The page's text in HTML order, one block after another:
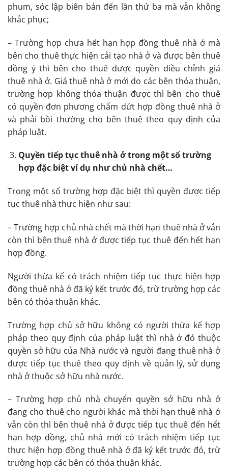
phum, sóc lập biên bản đến lần thứ ba mà vẫn không
khắc phục;
– Trường hợp chưa hết hạn hợp đồng thuê nhà ở mà
bên cho thuê thực hiện cải tạo nhà ở và được bên thuê
đồng ý thì bên cho thuê được quyền điều chỉnh giá
thuê nhà ở. Giá thuê nhà ở mới do các bên thỏa thuận,
trường hợp không thỏa thuận được thì bên cho thuê
có quyền đơn phương chấm dứt hợp đồng thuê nhà ở
và phải bồi thường cho bên thuê theo quy định của
pháp luật.
Quyền tiếp tục thuê nhà ở trong một số trường
hợp đặc biệt ví dụ như chủ nhà chết…
Trong một số trường hợp đặc biệt thì quyền được tiếp
tục thuê nhà thực hiện như sau:
– Trường hợp chủ nhà chết mà thời hạn thuê nhà ở vẫn
còn thì bên thuê nhà ở được tiếp tục thuê đến hết hạn
hợp đồng.
Người thừa kế có trách nhiệm tiếp tục thực hiện hợp
đồng thuê nhà ở đã ký kết trước đó, trừ trường hợp các
bên có thỏa thuận khác.
Trường hợp chủ sở hữu không có người thừa kế hợp
pháp theo quy định của pháp luật thì nhà ở đó thuộc
quyền sở hữu của Nhà nước và người đang thuê nhà ở
được tiếp tục thuê theo quy định về quản lý, sử dụng
nhà ở thuộc sở hữu nhà nước.
– Trường hợp chủ nhà chuyển quyền sở hữu nhà ở
đang cho thuê cho người khác mà thời hạn thuê nhà ở
vẫn còn thì bên thuê nhà ở được tiếp tục thuê đến hết
hạn hợp đồng, chủ nhà mới có trách nhiệm tiếp tục
thực hiện hợp đồng thuê nhà ở đã ký kết trước đó, trừ
trường hợp các bên có thỏa thuận khác.